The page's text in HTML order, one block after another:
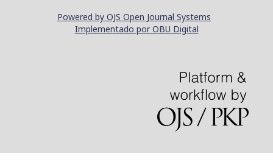
Powered by OJS Open Journal Systems
Implementado por OBU Digital